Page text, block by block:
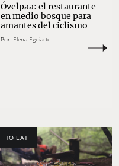
Óvelpaa: el restaurante
en medio bosque para
amantes del ciclismo
Por: Elena Eguiarte
TO EAT